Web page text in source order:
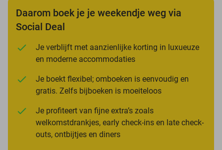
Daarom boek je je weekendje weg via
Social Deal
Je verblijft met aanzienlijke korting in luxueuze
en moderne accommodaties
Je boekt flexibel; omboeken is eenvoudig en
gratis. Zelfs bijboeken is moeiteloos
Je profiteert van fijne extra’s zoals
welkomstdrankjes, early check-ins en late check-
outs, ontbijtjes en diners